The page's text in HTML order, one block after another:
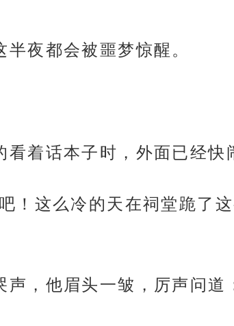
夜都会被噩梦惊醒。
着话本子时，外面已经快
！这么冷的天在祠堂跪了
，他眉头一皱，厉声问道